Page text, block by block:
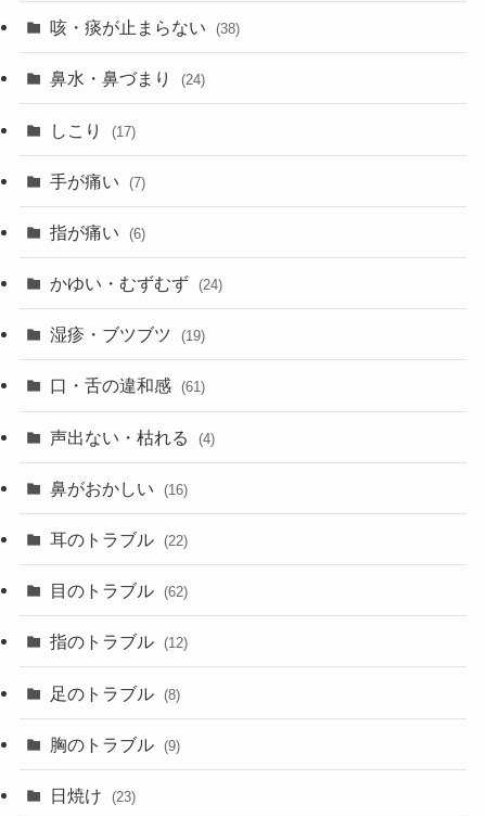
咳・痰が止まらない (38)
鼻水・鼻づまり (24)
しこり (17)
手が痛い (7)
指が痛い (6)
かゆい・むずむず (24)
湿疹・ブツブツ (19)
口・舌の違和感 (61)
声出ない・枯れる (4)
鼻がおかしい (16)
耳のトラブル (22)
目のトラブル (62)
指のトラブル (12)
足のトラブル (8)
胸のトラブル (9)
日焼け (23)